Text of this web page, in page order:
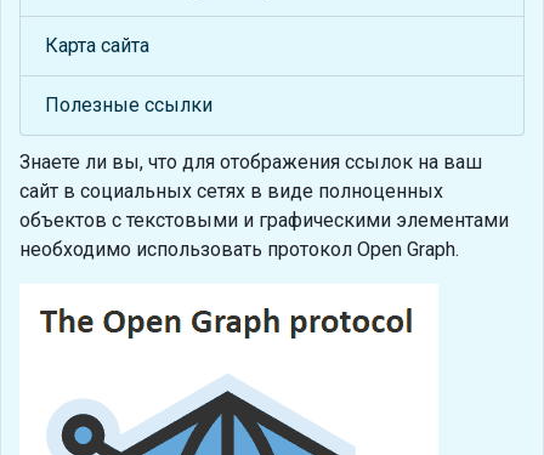
Карта сайта
Полезные ссылки
Знаете ли вы, что для отображения ссылок на ваш
сайт в социальных сетях в виде полноценных
объектов с текстовыми и графическими элементами
необходимо использовать протокол Open Graph.